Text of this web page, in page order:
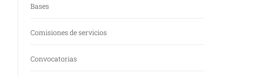
Bases
Comisiones de servicios
Convocatorias